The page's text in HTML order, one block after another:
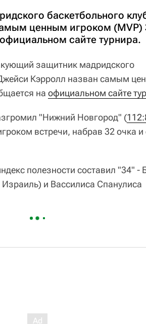
баскетбольного
ценным игроком (MVP)
сайте турнира.
защитник мадридского
Кэрролл назван самым
на официальном сайте
"Нижний Новгород" (
встречи, набрав 32 очка и
полезности составил "34" -
и Вассилиса Спанулиса